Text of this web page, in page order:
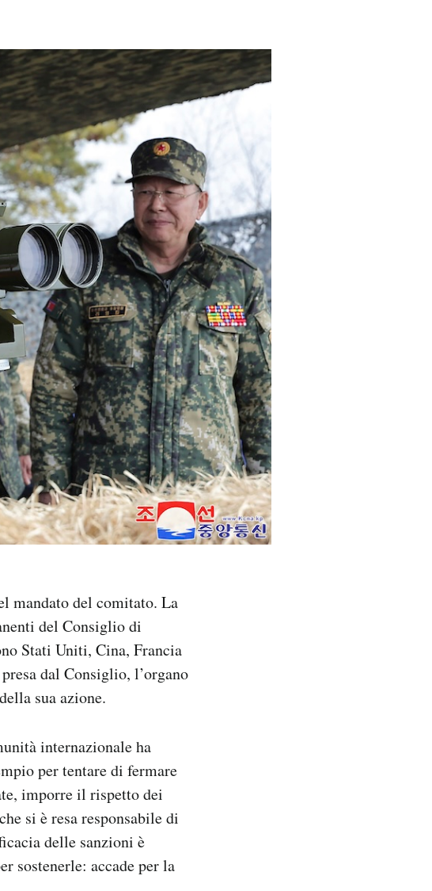
mandato del comitato. La
del Consiglio di
Stati Uniti, Cina, Francia
dal Consiglio, l’organo
sua azione.
internazionale ha
per tentare di fermare
imporre il rispetto dei
si è resa responsabile di
delle sanzioni è
sostenerle: accade per la